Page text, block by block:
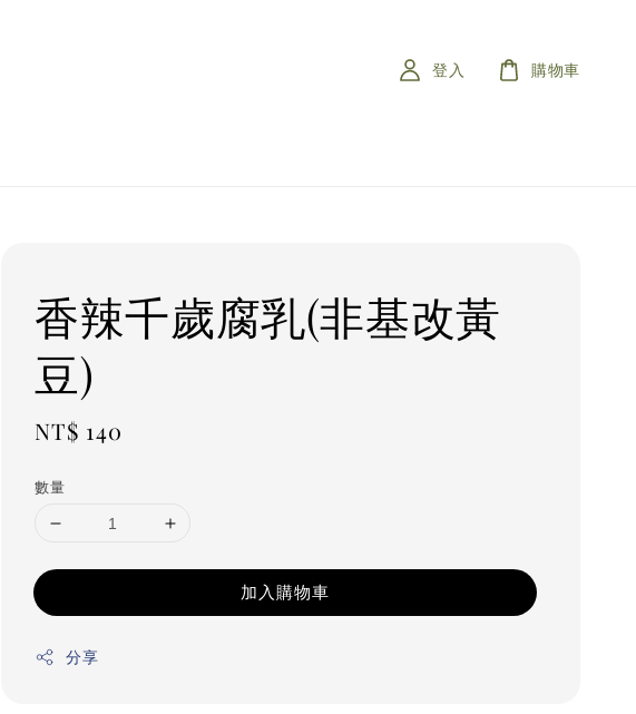
登入 購物車
香辣千歲腐乳(非基改黃
豆)
Regular
NT$ 140
數量
加入購物車
分享